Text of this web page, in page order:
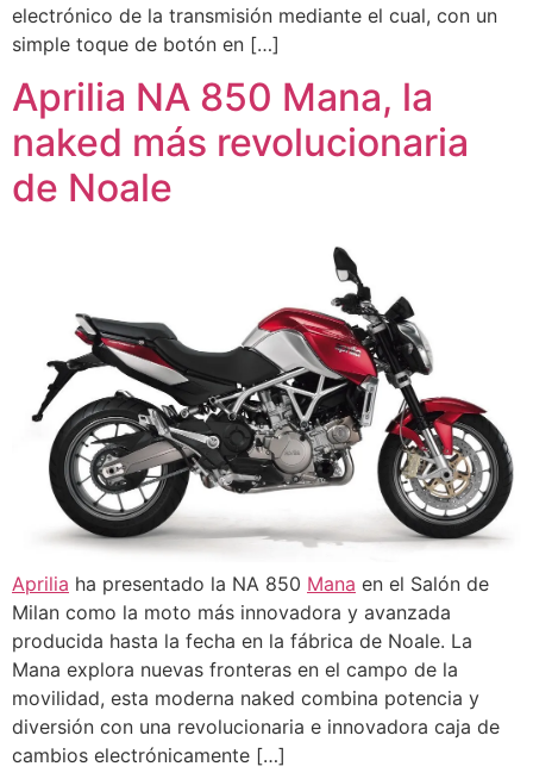
electrónico de la transmisión mediante el cual, con un
simple toque de botón en […]
Aprilia NA 850 Mana, la
naked más revolucionaria
de Noale
Aprilia ha presentado la NA 850 Mana en el Salón de
Milan como la moto más innovadora y avanzada
producida hasta la fecha en la fábrica de Noale. La
Mana explora nuevas fronteras en el campo de la
movilidad, esta moderna naked combina potencia y
diversión con una revolucionaria e innovadora caja de
cambios electrónicamente […]